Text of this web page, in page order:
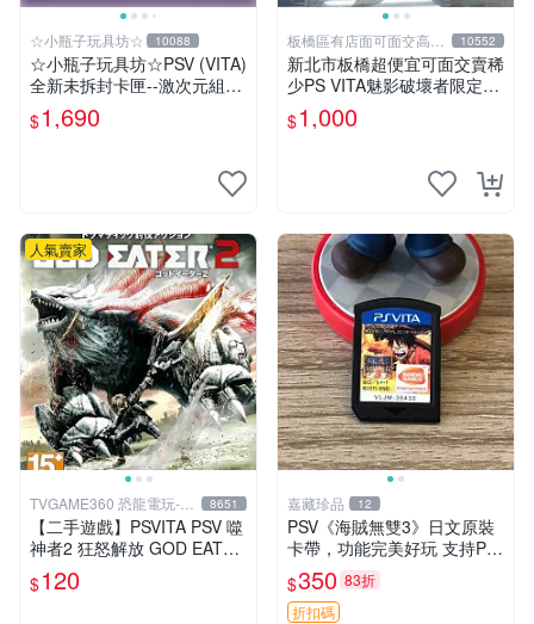
☆小瓶子玩具坊☆ 10088
☆小瓶子玩具坊☆PSV (VITA)
全新未拆封卡匣--激次元組合
戰機少女 VS 殭屍軍團 (日版)
+特典--CD
$1,690
板橋區有店面可面交高價
回收電玩
10552
新北市板橋超便宜可面交賣稀
少PS VITA魅影破壞者限定版
含畫冊及音樂CD~~實體店面
可面交
$1,000
人氣賣家
TVGAME360 恐龍電玩-台
中店
8651
【二手遊戲】PSVITA PSV 噬
神者2 狂怒解放 GOD EATER
2 RAGE BURST 日文版 台中
恐龍電玩
$120
嘉藏珍品 12
PSV《海賊無雙3》日文原裝
卡帶，功能完美好玩 支持PS
V主機 海賊戰記 PSV遊戲卡
帶
$350 83折
折扣碼